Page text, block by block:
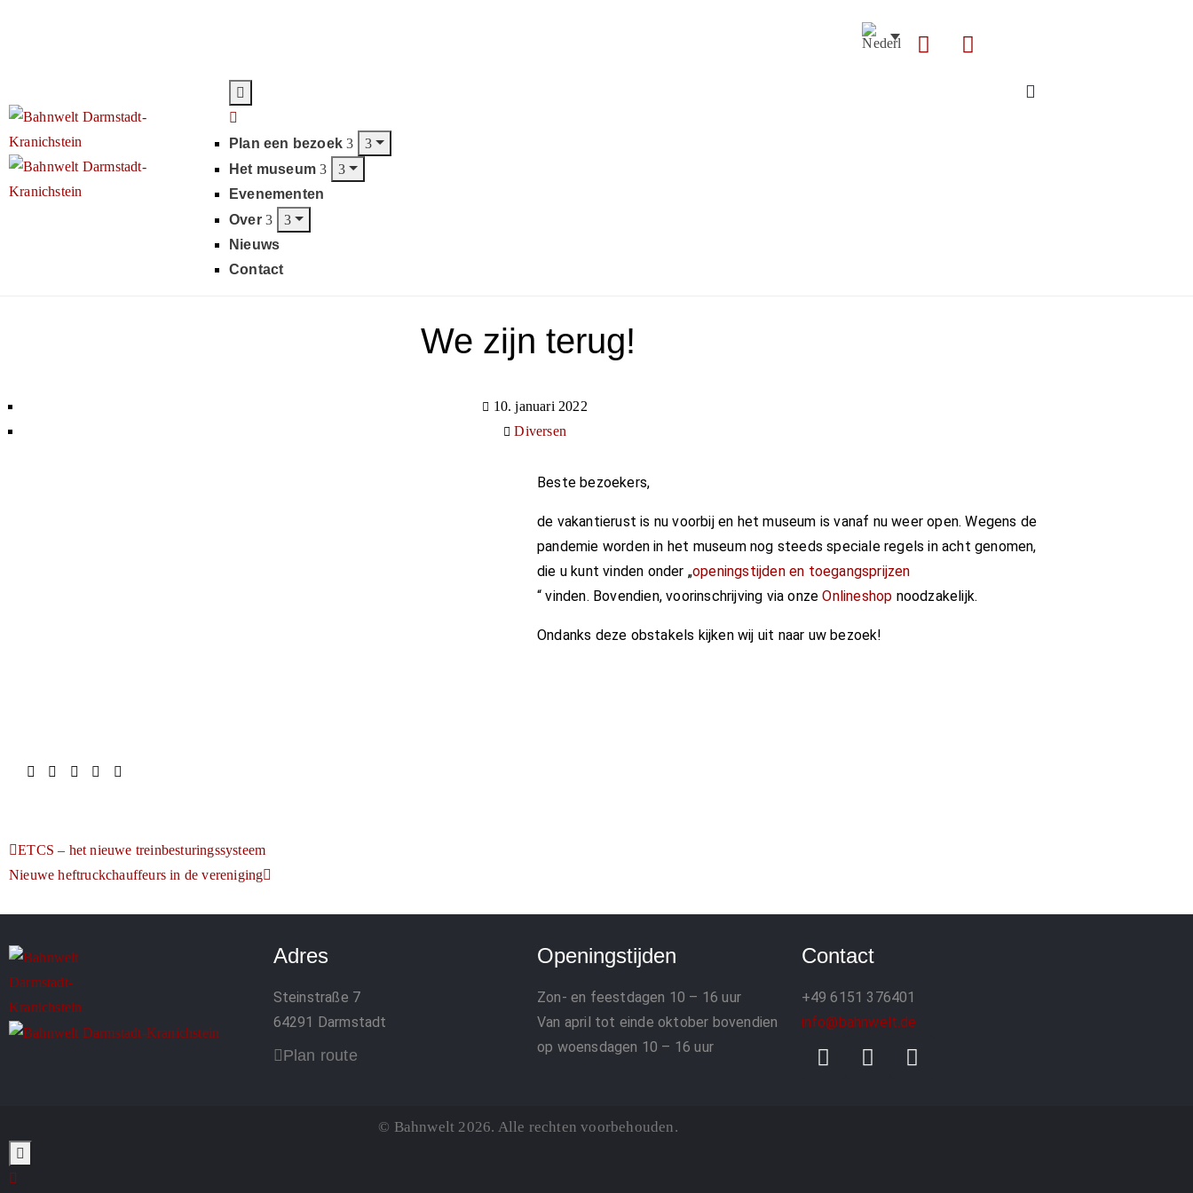
Plan een bezoek
Het museum
Evenementen
Over
Nieuws
Contact
We zijn terug!
10. januari 2022
Diversen
Beste bezoekers,
de vakantierust is nu voorbij en het museum is vanaf nu weer open. Wegens de
pandemie worden in het museum nog steeds speciale regels in acht genomen,
die u kunt vinden onder „openingstijden en toegangsprijzen
“ vinden. Bovendien, voorinschrijving via onzeOnlineshop noodzakelijk.
Ondanks deze obstakels kijken wij uit naar uw bezoek!
ETCS – het nieuwe treinbesturingssysteem
Nieuwe heftruckchauffeurs in de vereniging
Adres
Steinstraße 7
64291 Darmstadt
Plan route
Openingstijden
Zon- en feestdagen 10 – 16 uur
Van april tot einde oktober bovendien
op woensdagen 10 – 16 uur
Contact
+49 6151 376401
info@bahnwelt.de
© Bahnwelt 2026. Alle rechten voorbehouden.